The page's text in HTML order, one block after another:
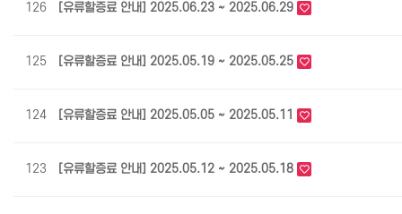
126 [유류할증료 안내] 2025.06.23 ~ 2025.06.29
125 [유류할증료 안내] 2025.05.19 ~ 2025.05.25
124 [유류할증료 안내] 2025.05.05 ~ 2025.05.11
123 [유류할증료 안내] 2025.05.12 ~ 2025.05.18